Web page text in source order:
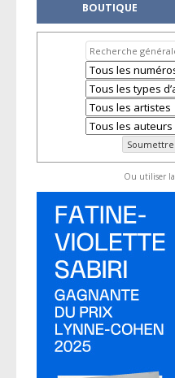
BOUTIQUE
Ou utiliser la